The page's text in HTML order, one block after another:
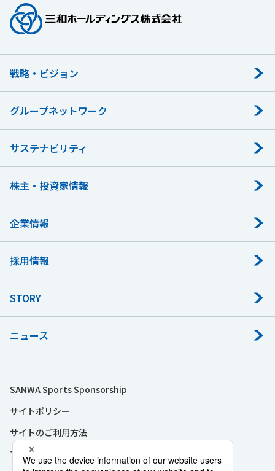
戦略・ビジョン
グループネットワーク
サステナビリティ
株主・投資家情報
企業情報
採用情報
STORY
ニュース
SANWA Sports Sponsorship
サイトポリシー
サイトのご利用方法
プライバシーポリシー